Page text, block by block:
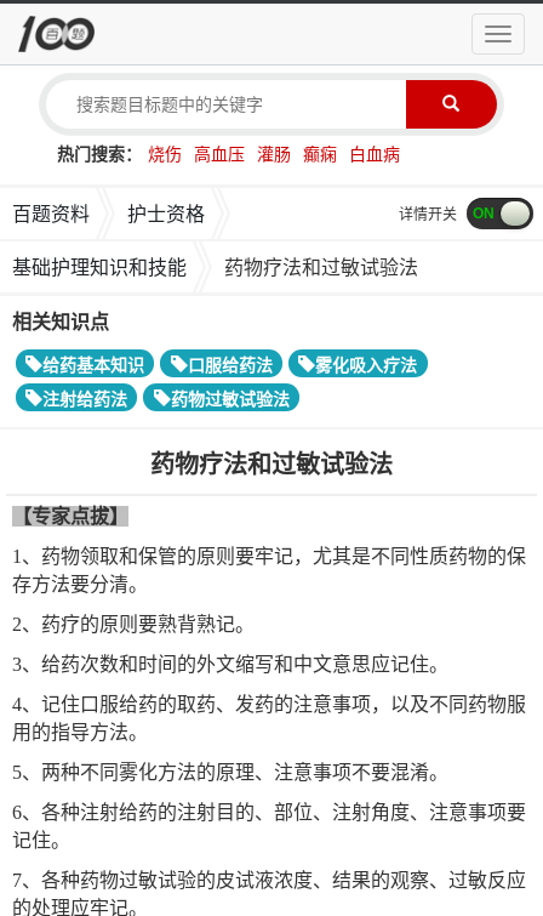
导
航
热门搜索： 烧伤 高血压 灌肠 癫痫 白血病
百题资料 护士资格 详情开关
基础护理知识和技能 药物疗法和过敏试验法
相关知识点
给药基本知识 口服给药法
雾化吸入疗法
注射给药法
药物过敏试验法
药物疗法和过敏试验法
【专家点拔】
1 、药物领取和保管的原则要牢记，尤其是不同性质药物的保
存方法要分清。
2、药疗的原则要熟背熟记。
3、给药次数和时间的外文缩写和中文意思应记住。
4、记住口服给药的取药、发药的注意事项，以及不同药物服
用的指导方法。
5、两种不同雾化方法的原理、注意事项不要混淆。
6、各种注射给药的注射目的、部位、注射角度、注意事项要
记住。
7、各种药物过敏试验的皮试液浓度、结果的观察、过敏反应
的处理应牢记。